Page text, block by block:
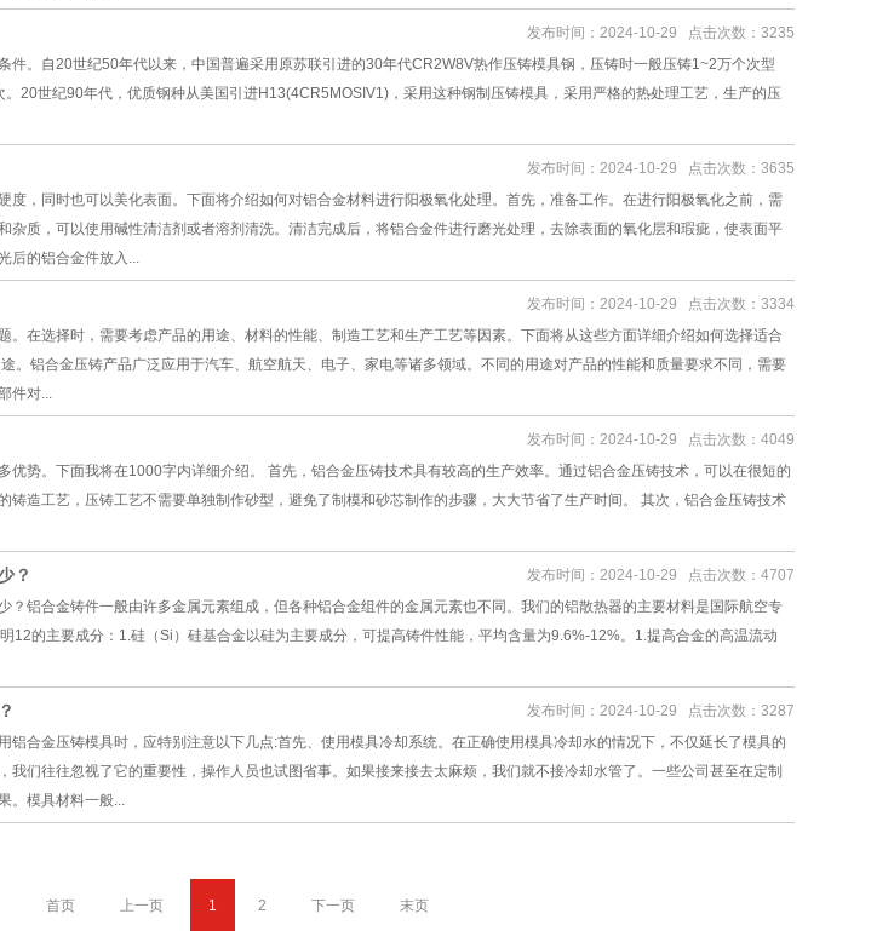
件。自20世纪50年代以来，中国普遍采用原苏联引进的30年代CR2W8V热作压铸模具钢，压铸时一般压铸1~2万个次型
20世纪90年代，优质钢种从美国引进H13(4CR5MOSIV1)，采用这种钢制压铸模具，采用严格的热处理工艺，生产的压
发布时间：2024-10-29 点击次数：3235
度，同时也可以美化表面。下面将介绍如何对铝合金材料进行阳极氧化处理。首先，准备工作。在进行阳极氧化之前，需
杂质，可以使用碱性清洁剂或者溶剂清洗。清洁完成后，将铝合金件进行磨光处理，去除表面的氧化层和瑕疵，使表面平
后的铝合金件放入...
发布时间：2024-10-29 点击次数：3635
。在选择时，需要考虑产品的用途、材料的性能、制造工艺和生产工艺等因素。下面将从这些方面详细介绍如何选择适合
。铝合金压铸产品广泛应用于汽车、航空航天、电子、家电等诸多领域。不同的用途对产品的性能和质量要求不同，需要
件对...
发布时间：2024-10-29 点击次数：3334
优势。下面我将在1000字内详细介绍。 首先，铝合金压铸技术具有较高的生产效率。通过铝合金压铸技术，可以在很短的
铸造工艺，压铸工艺不需要单独制作砂型，避免了制模和砂芯制作的步骤，大大节省了生产时间。 其次，铝合金压铸技术
发布时间：2024-10-29 点击次数：4049
？
？铝合金铸件一般由许多金属元素组成，但各种铝合金组件的金属元素也不同。我们的铝散热器的主要材料是国际航空专
12的主要成分：1.硅（Si）硅基合金以硅为主要成分，可提高铸件性能，平均含量为9.6%-12%。1.提高合金的高温流动
发布时间：2024-10-29 点击次数：4707
铝合金压铸模具时，应特别注意以下几点:首先、使用模具冷却系统。在正确使用模具冷却水的情况下，不仅延长了模具的
我们往往忽视了它的重要性，操作人员也试图省事。如果接来接去太麻烦，我们就不接冷却水管了。一些公司甚至在定制
。模具材料一般...
发布时间：2024-10-29 点击次数：3287
首页 上一页 1 2 下一页 末页